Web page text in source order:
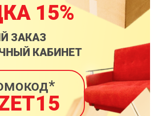
15%
ЗАКАЗ
КАБИНЕТ